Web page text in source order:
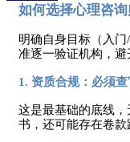
如何选择心理咨
明确自身目标（入门
准逐一验证机构，避
1. 资质合规：必须
这是最基础的底线
书，还可能存在卷款